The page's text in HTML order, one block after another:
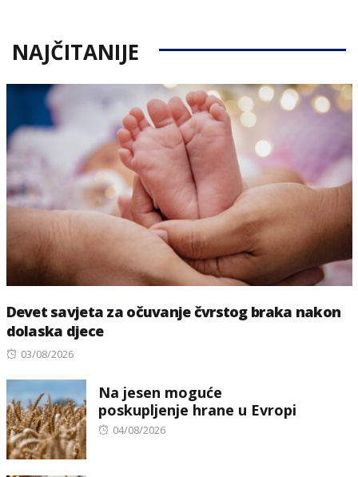
NAJČITANIJE
Devet savjeta za očuvanje čvrstog braka nakon
dolaska djece
Posted
03/08/2026
Na jesen moguće
poskupljenje hrane u Evropi
Posted
04/08/2026